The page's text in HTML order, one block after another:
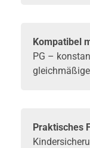
Kompatibel
PG –
Praktisches